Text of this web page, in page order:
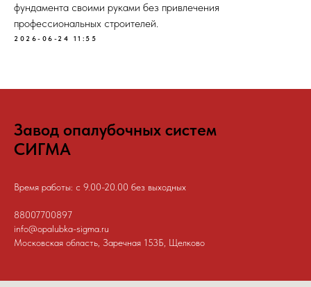
фундамента своими руками без привлечения
профессиональных строителей.
2026-06-24 11:55
Завод опалубочных систем
СИГМА
Время работы: с 9.00-20.00 без выходных
88007700897
info@opalubka-sigma.ru
Московская область, Заречная 153Б, Щелково